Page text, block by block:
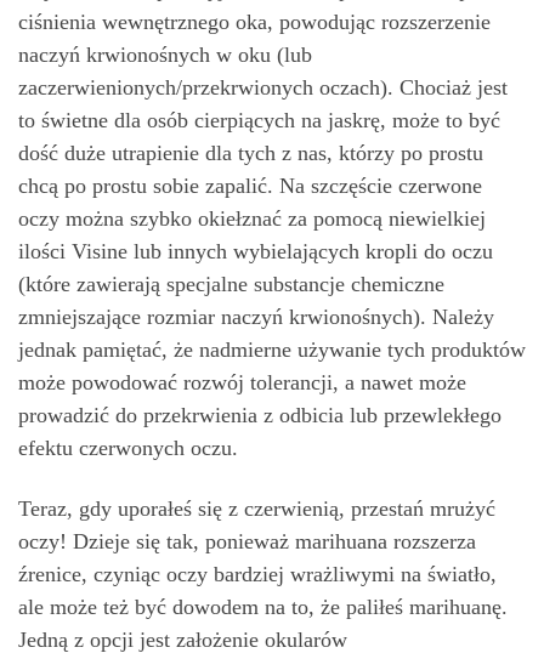
ciśnienia wewnętrznego oka, powodując rozszerzenie
naczyń krwionośnych w oku (lub
zaczerwienionych/przekrwionych oczach). Chociaż jest
to świetne dla osób cierpiących na jaskrę, może to być
dość duże utrapienie dla tych z nas, którzy po prostu
chcą po prostu sobie zapalić. Na szczęście czerwone
oczy można szybko okiełznać za pomocą niewielkiej
ilości Visine lub innych wybielających kropli do oczu
(które zawierają specjalne substancje chemiczne
zmniejszające rozmiar naczyń krwionośnych). Należy
jednak pamiętać, że nadmierne używanie tych produktów
może powodować rozwój tolerancji, a nawet może
prowadzić do przekrwienia z odbicia lub przewlekłego
efektu czerwonych oczu.
Teraz, gdy uporałeś się z czerwienią, przestań mrużyć
oczy! Dzieje się tak, ponieważ marihuana rozszerza
źrenice, czyniąc oczy bardziej wrażliwymi na światło,
ale może też być dowodem na to, że paliłeś marihuanę.
Jedną z opcji jest założenie okularów